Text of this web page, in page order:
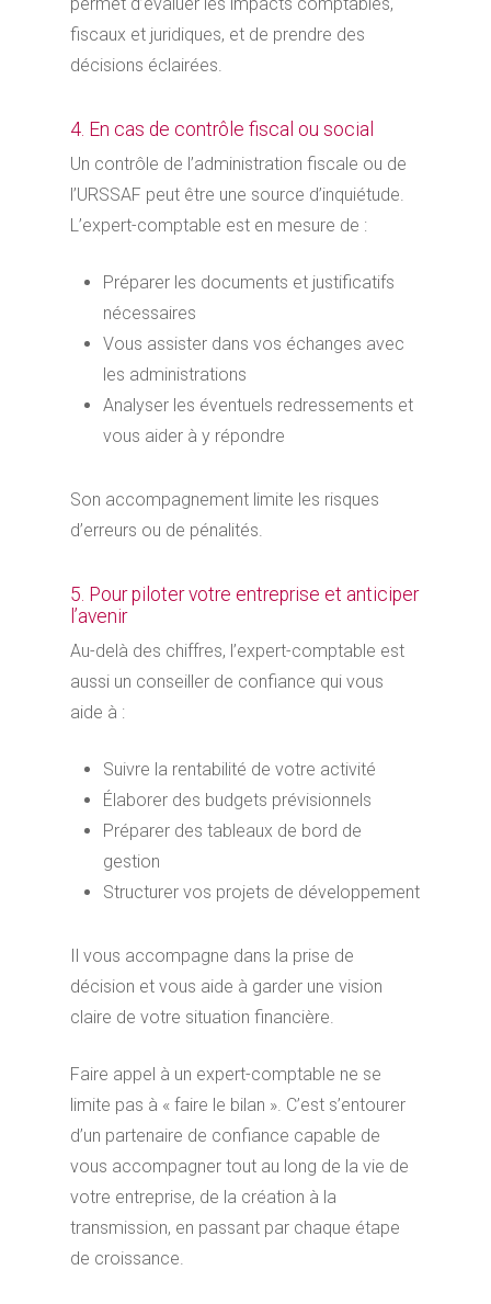
fiscaux et juridiques, et de prendre des
décisions éclairées.
4. En cas de contrôle fiscal ou social
Un contrôle de l’administration fiscale ou de
l’URSSAF peut être une source d’inquiétude.
L’expert-comptable est en mesure de :
Préparer les documents et justificatifs
nécessaires
Vous assister dans vos échanges avec
les administrations
Analyser les éventuels redressements et
vous aider à y répondre
Son accompagnement limite les risques
d’erreurs ou de pénalités.
5. Pour piloter votre entreprise et anticiper
l’avenir
Au-delà des chiffres, l’expert-comptable est
aussi un conseiller de confiance qui vous
aide à :
Suivre la rentabilité de votre activité
Élaborer des budgets prévisionnels
Préparer des tableaux de bord de
gestion
Structurer vos projets de développement
Il vous accompagne dans la prise de
décision et vous aide à garder une vision
claire de votre situation financière.
Faire appel à un expert-comptable ne se
limite pas à « faire le bilan ». C’est s’entourer
d’un partenaire de confiance capable de
vous accompagner tout au long de la vie de
votre entreprise, de la création à la
transmission, en passant par chaque étape
de croissance.